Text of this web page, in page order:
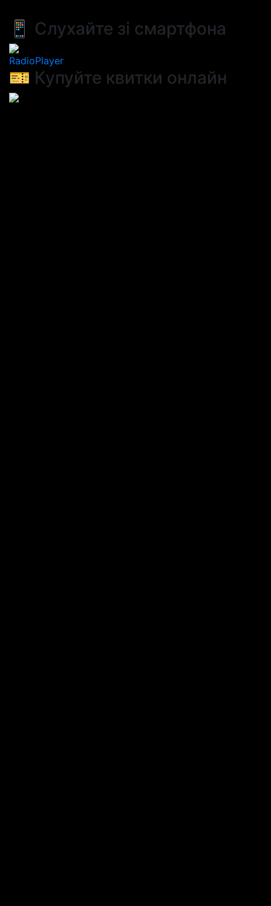
📱 Слухайте зі смартфона
RadioPlayer
🎫 Купуйте квитки онлайн